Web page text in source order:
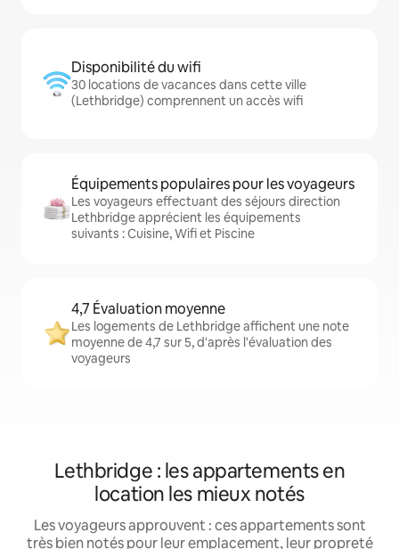
Disponibilité du wifi
30 locations de vacances dans cette ville
(Lethbridge) comprennent un accès wifi
Équipements populaires pour les voyageurs
Les voyageurs effectuant des séjours direction
Lethbridge apprécient les équipements
suivants : Cuisine, Wifi et Piscine
4,7 Évaluation moyenne
Les logements de Lethbridge affichent une note
moyenne de 4,7 sur 5, d'après l'évaluation des
voyageurs
Lethbridge : les appartements en
location les mieux notés
Les voyageurs approuvent : ces appartements sont
très bien notés pour leur emplacement, leur propreté